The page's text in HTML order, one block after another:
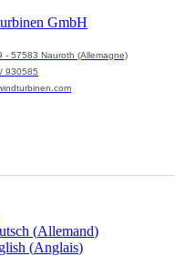
GmbH
- 57583 Nauroth (Allemagne)
930585
(Allemand)
(Anglais)